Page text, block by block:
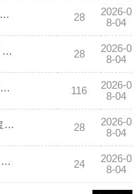
암보험 비교사이트로 가입 서류 간소화하기 28
2026-0
8-04
암보험 비교사이트 이용 시 주의해야 할 함정들 28
2026-0
8-04
아이슬룟 아시아game *indiogm.com.COM * 【추천코드-장프로】 에볼루션 실전 바두깅 슬룟 사이트 116
2026-0
8-04
운전자보험과 자동차보험료 점검 28
2026-0
8-04
와일드hold'em ,인디­고홀르덤 (ch개임.co.kr) 콜센터. 24
2026-0
8-04